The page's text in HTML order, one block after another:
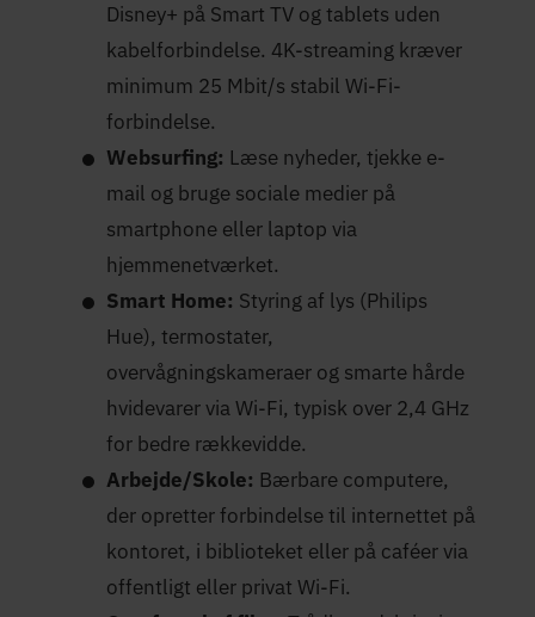
Disney+ på Smart TV og tablets uden
kabelforbindelse. 4K-streaming kræver
minimum 25 Mbit/s stabil Wi-Fi-
forbindelse.
Websurfing: Læse nyheder, tjekke e-
mail og bruge sociale medier på
smartphone eller laptop via
hjemmenetværket.
Smart Home: Styring af lys (Philips
Hue), termostater,
overvågningskameraer og smarte hårde
hvidevarer via Wi-Fi, typisk over 2,4 GHz
for bedre rækkevidde.
Arbejde/Skole: Bærbare computere,
der opretter forbindelse til internettet på
kontoret, i biblioteket eller på caféer via
offentligt eller privat Wi-Fi.